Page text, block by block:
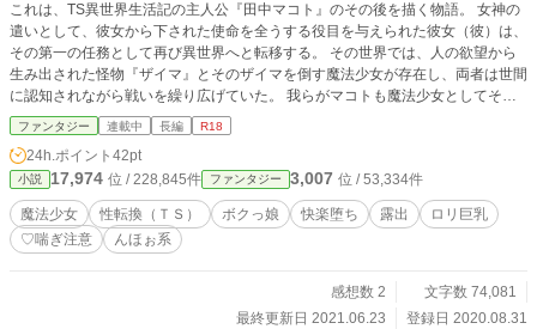
これは、TS異世界生活記の主人公『田中マコト』のその後を描く物語。 女神の
遣いとして、彼女から下された使命を全うする役目を与えられた彼女（彼）は、
その第一の任務として再び異世界へと転移する。 その世界では、人の欲望から
生み出された怪物『ザイマ』とそのザイマを倒す魔法少女が存在し、両者は世間
に認知されながら戦いを繰り広げていた。 我らがマコトも魔法少女としてその
戦いに参加することになったのだが、彼女が相手するザイマは通常のそれとはま
た少し違う特徴を持っていて……？ 戦い方はSEX！ というより、戦いよりもS
EX♡ 男たちの性欲から生み出された怪人と、淫乱として完全覚醒したマコトと
の卑猥な戦いが今、始まる！ 「ボクの名前はマコト！ 性技の淫乱魔法少女だ
よっ♡」 これは、淫らさを隠そうともしない変態TS魔法少女が世界を救うまで
の道筋を描いた英雄譚……なのかなぁ？
ファンタジー 連載中 長編 R18
24h.ポイント 42pt
小説 17,974 位 / 228,845件 ファンタジー 3,007 位 / 53,334件
魔法少女 性転換（ＴＳ） ボクっ娘 快楽堕ち 露出
ロリ巨乳
♡喘ぎ注意
んほぉ系
感想数 2
文字数 74,081
最終更新日 2021.06.23
登録日 2020.08.31